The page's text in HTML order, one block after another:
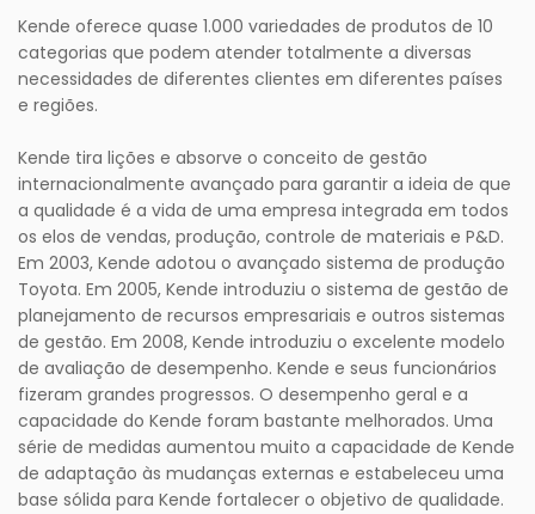
Kende oferece quase 1.000 variedades de produtos de 10
categorias que podem atender totalmente a diversas
necessidades de diferentes clientes em diferentes países
e regiões.
Kende tira lições e absorve o conceito de gestão
internacionalmente avançado para garantir a ideia de que
a qualidade é a vida de uma empresa integrada em todos
os elos de vendas, produção, controle de materiais e P&D.
Em 2003, Kende adotou o avançado sistema de produção
Toyota. Em 2005, Kende introduziu o sistema de gestão de
planejamento de recursos empresariais e outros sistemas
de gestão. Em 2008, Kende introduziu o excelente modelo
de avaliação de desempenho. Kende e seus funcionários
fizeram grandes progressos. O desempenho geral e a
capacidade do Kende foram bastante melhorados. Uma
série de medidas aumentou muito a capacidade de Kende
de adaptação às mudanças externas e estabeleceu uma
base sólida para Kende fortalecer o objetivo de qualidade.